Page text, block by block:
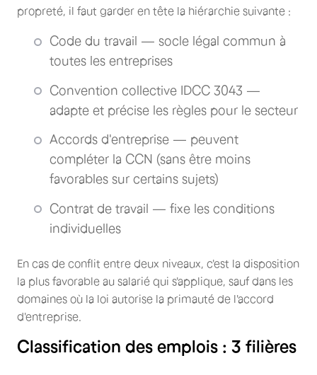
propreté, il faut garder en tête la hiérarchie suivante :
Code du travail — socle légal commun à
toutes les entreprises
Convention collective IDCC 3043 —
adapte et précise les règles pour le secteur
Accords d'entreprise — peuvent
compléter la CCN (sans être moins
favorables sur certains sujets)
Contrat de travail — fixe les conditions
individuelles
En cas de conflit entre deux niveaux, c'est la disposition
la plus favorable au salarié qui s'applique, sauf dans les
domaines où la loi autorise la primauté de l'accord
d'entreprise.
Classification des emplois : 3 filières